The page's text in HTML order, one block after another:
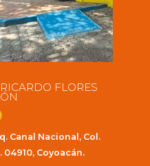
FLORES
Canal Nacional, Col.
04910, Coyoacán.